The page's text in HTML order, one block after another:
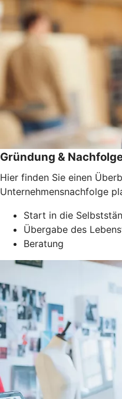
Gründung &
Hier finden Sie einen
Unternehmensnachfolge
Start in die
Übergabe des
Beratung